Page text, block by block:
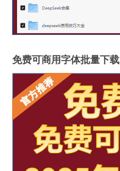
免费可商用字体批量下载